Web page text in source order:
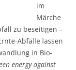
im
Märche
zu beseitigen –
Abfälle lassen
in Bio-
energy against